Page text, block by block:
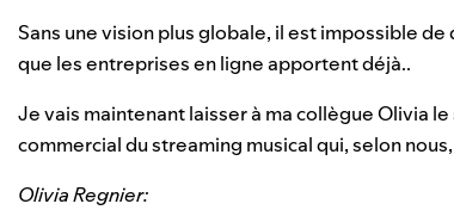
Sans une vision plus globale, il est impossible
que les entreprises en ligne apportent déjà..
Je vais maintenant laisser à ma collègue Olivia
commercial du streaming musical qui, selon
Olivia Regnier: